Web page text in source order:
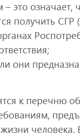
это означает,
получить СГР
они
к перечню
человека.